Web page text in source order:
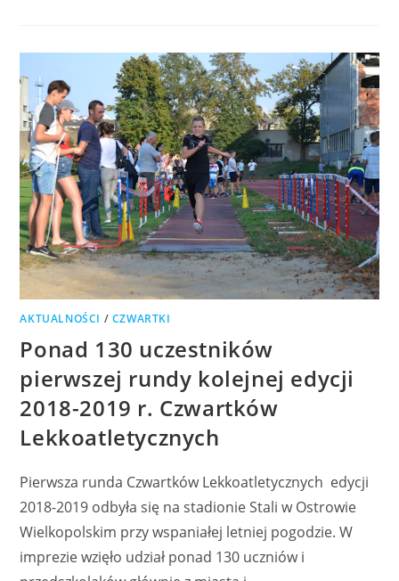
AKTUALNOŚCI / CZWARTKI
Ponad 130 uczestników
pierwszej rundy kolejnej edycji
2018-2019 r. Czwartków
Lekkoatletycznych
Pierwsza runda Czwartków Lekkoatletycznych edycji
2018-2019 odbyła się na stadionie Stali w Ostrowie
Wielkopolskim przy wspaniałej letniej pogodzie. W
imprezie wzięło udział ponad 130 uczniów i